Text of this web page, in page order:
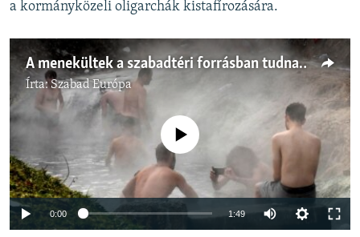
a kormányközeli oligarchák kistafírozására.
A menekültek a szabadtéri forrásban tudnak csak fürdeni a mínuszokban
Írta:Szabad Európa
Jelenleg nincs elérhető tartalom
0:00 1:49